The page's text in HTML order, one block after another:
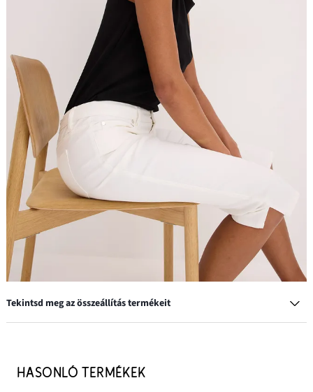
Tekintsd meg az összeállítás termékeit
9999 Ft
HASONLÓ TERMÉKEK